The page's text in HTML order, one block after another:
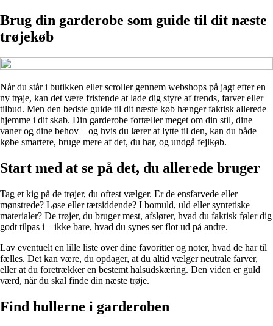
Brug din garderobe som guide til dit næste
trøjekøb
Når du står i butikken eller scroller gennem webshops på jagt efter en
ny trøje, kan det være fristende at lade dig styre af trends, farver eller
tilbud. Men den bedste guide til dit næste køb hænger faktisk allerede
hjemme i dit skab. Din garderobe fortæller meget om din stil, dine
vaner og dine behov – og hvis du lærer at lytte til den, kan du både
købe smartere, bruge mere af det, du har, og undgå fejlkøb.
Start med at se på det, du allerede bruger
Tag et kig på de trøjer, du oftest vælger. Er de ensfarvede eller
mønstrede? Løse eller tætsiddende? I bomuld, uld eller syntetiske
materialer? De trøjer, du bruger mest, afslører, hvad du faktisk føler dig
godt tilpas i – ikke bare, hvad du synes ser flot ud på andre.
Lav eventuelt en lille liste over dine favoritter og noter, hvad de har til
fælles. Det kan være, du opdager, at du altid vælger neutrale farver,
eller at du foretrækker en bestemt halsudskæring. Den viden er guld
værd, når du skal finde din næste trøje.
Find hullerne i garderoben